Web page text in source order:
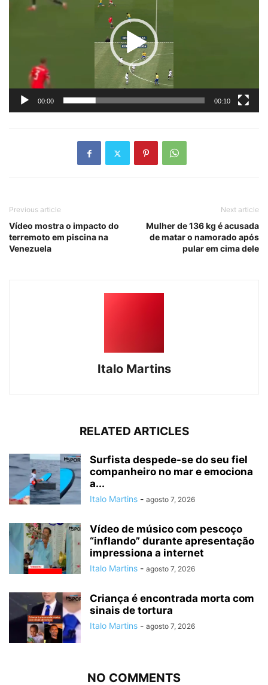
vídeo
00:00 00:10
Previous article
Vídeo mostra o impacto do
terremoto em piscina na
Venezuela
Next article
Mulher de 136 kg é acusada
de matar o namorado após
pular em cima dele
Italo Martins
RELATED ARTICLES
Surfista despede-se do seu fiel
companheiro no mar e emociona
a...
Italo Martins - agosto 7, 2026
Vídeo de músico com pescoço
“inflando” durante apresentação
impressiona a internet
Italo Martins - agosto 7, 2026
Criança é encontrada morta com
sinais de tortura
Italo Martins - agosto 7, 2026
NO COMMENTS